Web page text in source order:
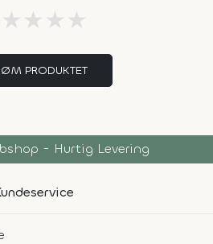
★ ★ ★ ★
PRODUKTET
- Hurtig Levering